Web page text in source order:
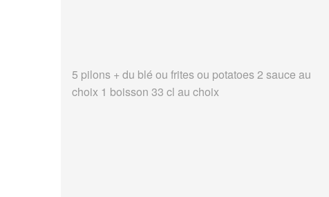
5 pilons + du blé ou frites ou potatoes 2 sauce au
choix 1 boisson 33 cl au choix